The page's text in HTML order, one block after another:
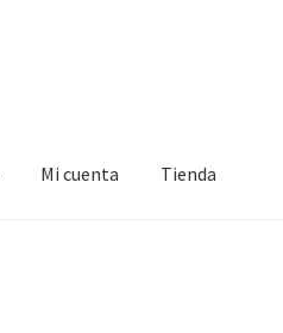
Mi cuenta Tienda